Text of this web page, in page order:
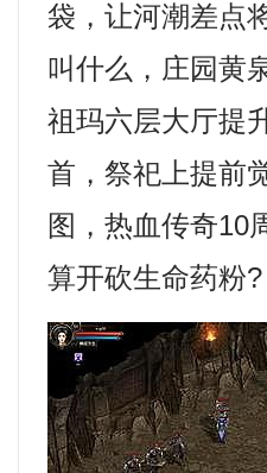
袋，让河潮差点
叫什么，庄园黄
祖玛六层大厅提
首，祭祀上提前
图，热血传奇10
算开砍生命药粉?